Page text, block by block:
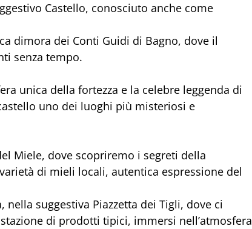
Castello, conosciuto anche come
dimora dei Conti Guidi di Bagno, dove il
senza tempo.
unica della fortezza e la celebre leggenda di
uno dei luoghi più misteriosi e
Miele, dove scopriremo i segreti della
di mieli locali, autentica espressione del
suggestiva Piazzetta dei Tigli, dove ci
di prodotti tipici, immersi nell’atmosfera